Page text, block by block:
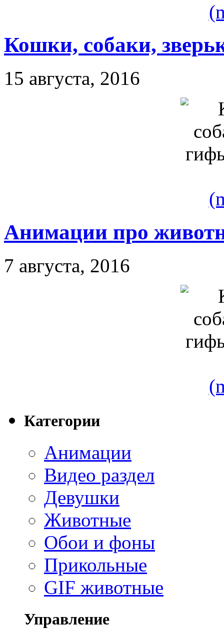
Кошки, собаки,
15 августа, 2016
Анимации про
7 августа, 2016
Категории
Анимации
Видео раздел
Девушки
Животные
Обои и фоны
Прикольные
GIF животные
Управление